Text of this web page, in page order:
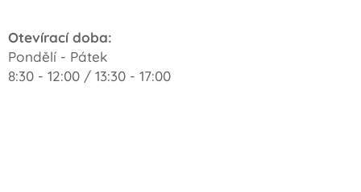
Otevírací doba:
Pondělí - Pátek
8:30 - 12:00 / 13:30 - 17:00